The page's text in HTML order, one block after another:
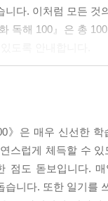
니다. 이처럼 모든
독해 100』은 총
경지식 쏙쏙
』은 6권으로 구성
문·교양 지식을 쌓
관점에서 토론하
》은 매우 신선한
스럽게 체득할 수
점도 돋보입니다.
습니다. 또한 일기를